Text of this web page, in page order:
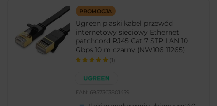
PROMOCJA
Ugreen płaski kabel przewód
internetowy sieciowy Ethernet
patchcord RJ45 Cat 7 STP LAN 10
Gbps 10 m czarny (NW106 11265)
(1)
EAN: 6957303801459